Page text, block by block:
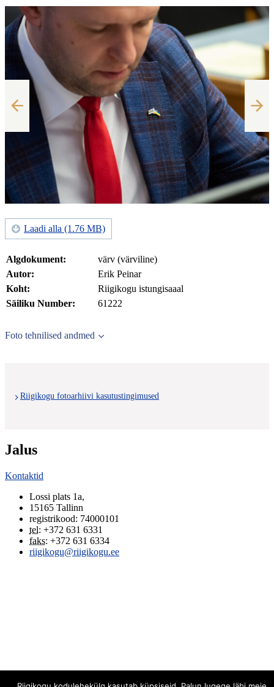
Laadi alla (1.76 MB)
Algdokument:
värv (värviline)
Autor:
Erik Peinar
Koht:
Riigikogu istungisaaal
Säiliku Number:
61222
Foto tehnilised andmed
Riigikogu fotoarhiivi kasutustingimused
Jalus
Kontaktid
Lossi plats 1a,
15165 Tallinn
registrikood: 74000101
tel: +372 631 6331
faks: +372 631 6334
riigikogu@riigikogu.ee